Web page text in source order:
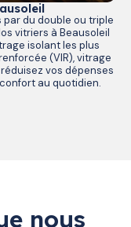
du double ou triple
vitriers à Beausoleil
isolant les plus
(VIR), vitrage
vos dépenses
au quotidien.
nous